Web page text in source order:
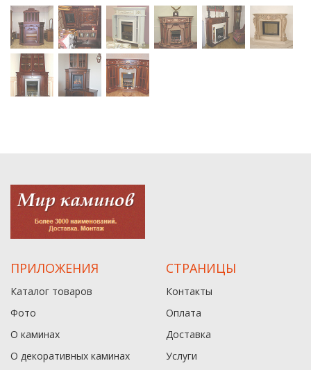
ПРИЛОЖЕНИЯ
Каталог товаров
Фото
О каминах
О декоративных каминах
СТРАНИЦЫ
Контакты
Оплата
Доставка
Услуги